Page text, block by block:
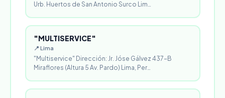
Urb. Huertos de San Antonio Surco Lim…
"MULTISERVICE"
📍 Lima
"Multiservice" Dirección: Jr. Jóse Gálvez 437-B
Miraflores (Altura 5 Av. Pardo) Lima, Per…